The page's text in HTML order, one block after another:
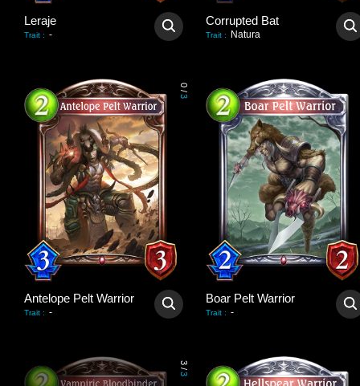
Leraje
Trait : -
Corrupted Bat
Trait : Natura
0
/
3
Antelope Pelt Warrior
Trait : -
Boar Pelt Warrior
Trait : -
3
/
3